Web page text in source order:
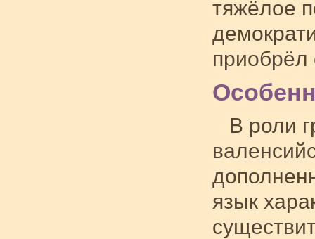
тяжёлое
приобрёл
В роли
язык